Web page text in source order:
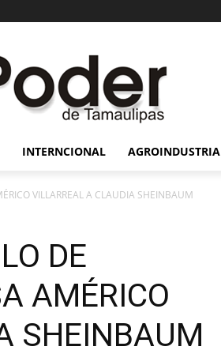
INTERNCIONAL AGROINDUSTRIA
VILLARREAL A CLAUDIA SHEINBAUM
DE
AMÉRICO
SHEINBAUM